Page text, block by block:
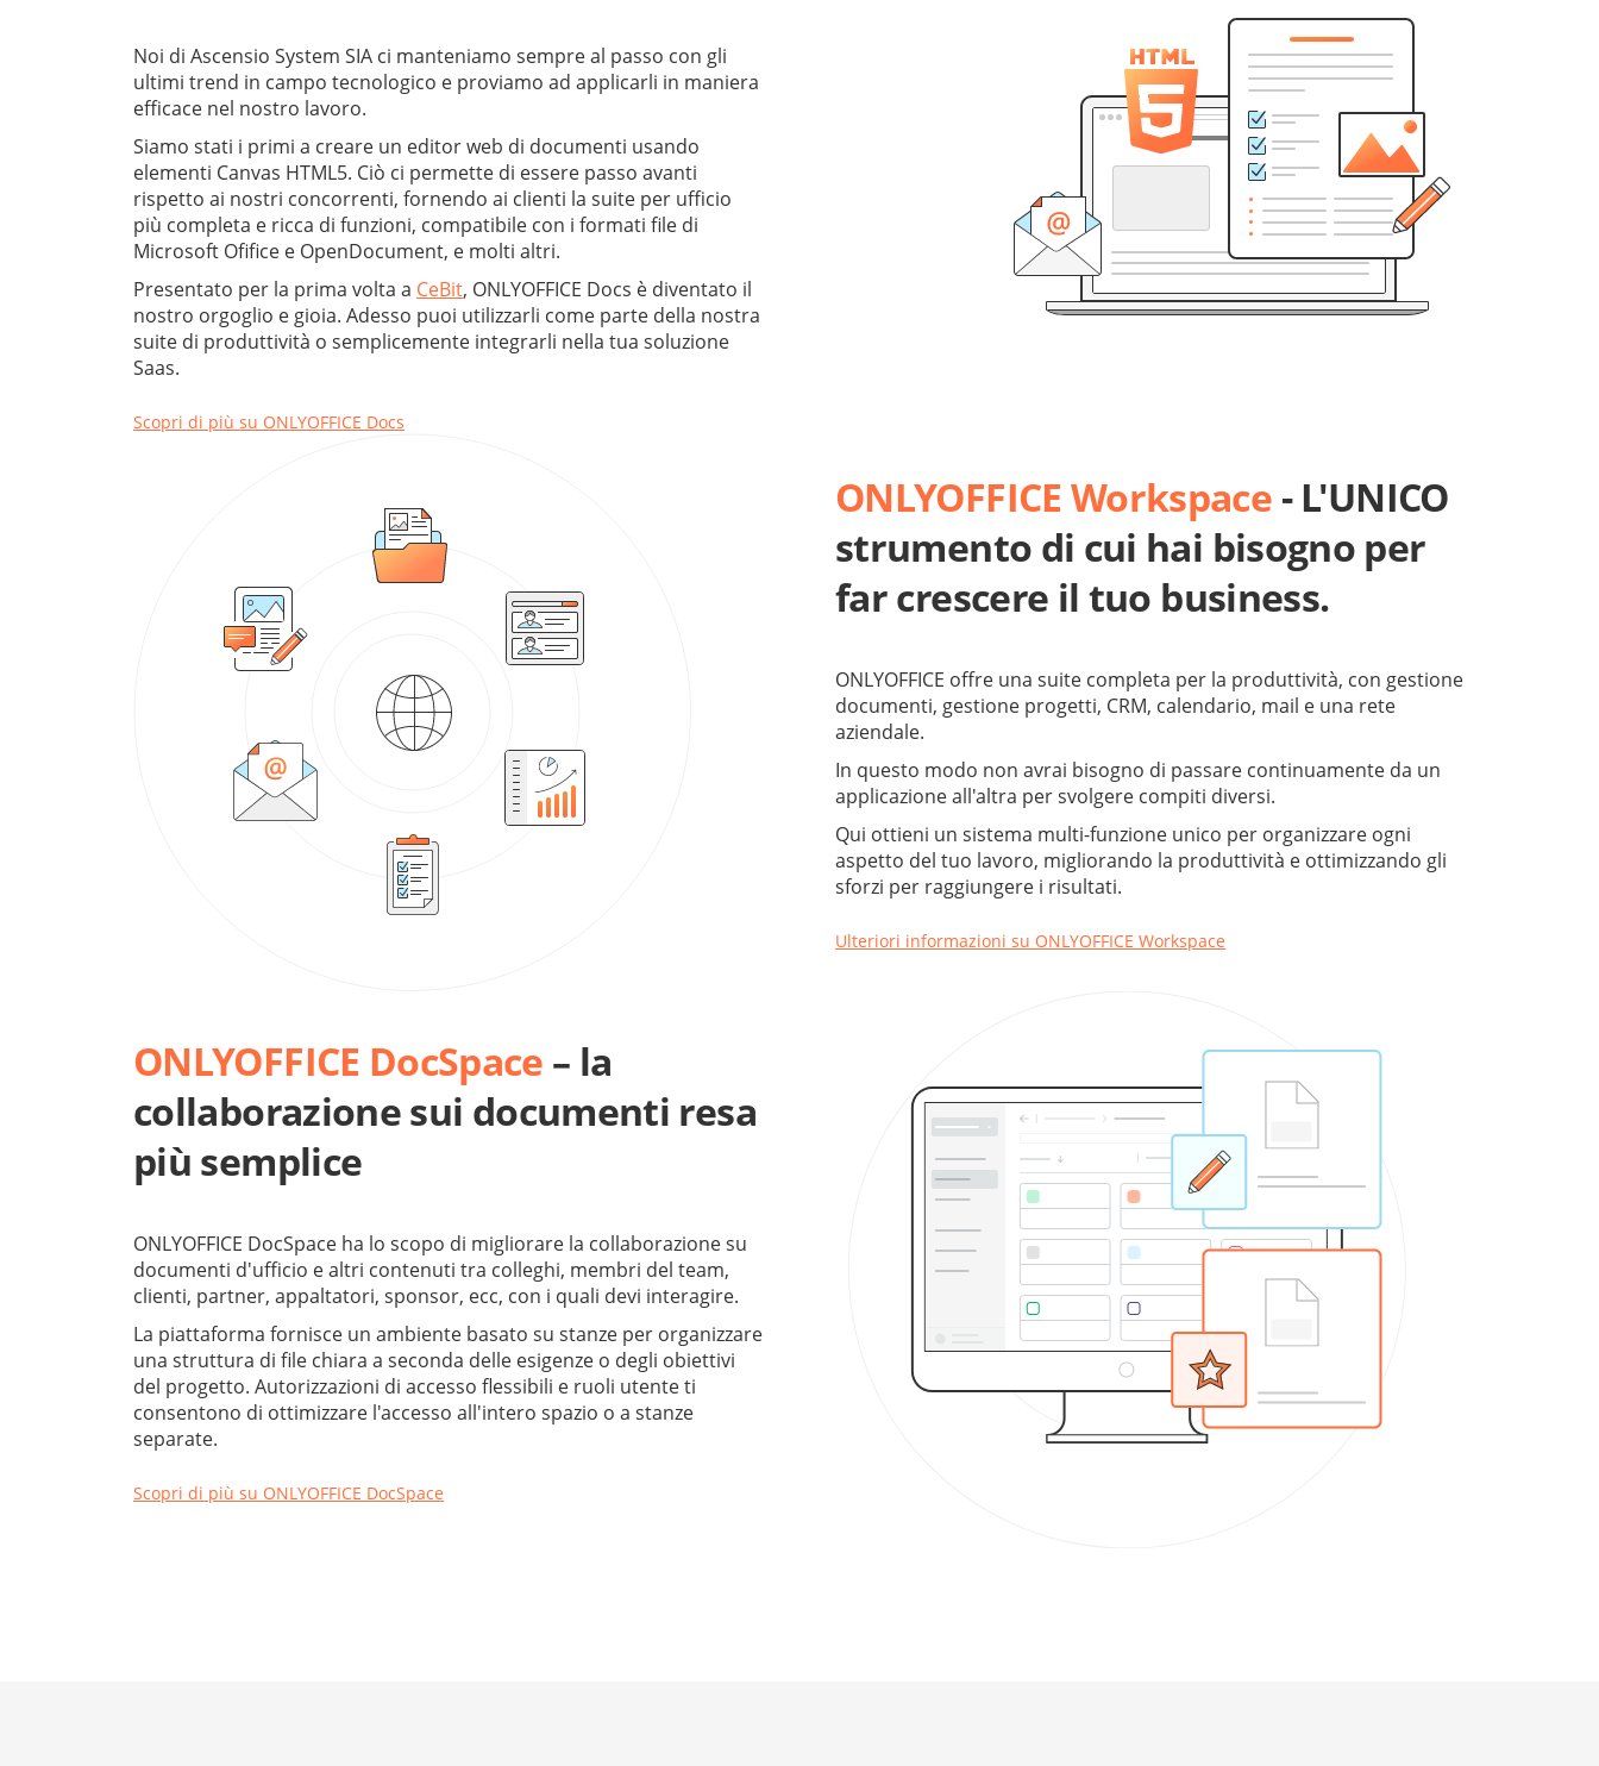
Noi di Ascensio System SIA ci manteniamo sempre al passo con gli
ultimi trend in campo tecnologico e proviamo ad applicarli in maniera
efficace nel nostro lavoro.
Siamo stati i primi a creare un editor web di documenti usando
elementi Canvas HTML5. Ciò ci permette di essere passo avanti
rispetto ai nostri concorrenti, fornendo ai clienti la suite per ufficio
più completa e ricca di funzioni, compatibile con i formati file di
Microsoft Ofifice e OpenDocument, e molti altri.
Presentato per la prima volta a CeBit, ONLYOFFICE Docs è diventato il
nostro orgoglio e gioia. Adesso puoi utilizzarli come parte della nostra
suite di produttività o semplicemente integrarli nella tua soluzione
Saas.
Scopri di più su ONLYOFFICE Docs
ONLYOFFICE Workspace - L'UNICO
strumento di cui hai bisogno per
far crescere il tuo business.
ONLYOFFICE offre una suite completa per la produttività, con gestione
documenti, gestione progetti, CRM, calendario, mail e una rete
aziendale.
In questo modo non avrai bisogno di passare continuamente da un
applicazione all'altra per svolgere compiti diversi.
Qui ottieni un sistema multi-funzione unico per organizzare ogni
aspetto del tuo lavoro, migliorando la produttività e ottimizzando gli
sforzi per raggiungere i risultati.
Ulteriori informazioni su ONLYOFFICE Workspace
ONLYOFFICE DocSpace – la
collaborazione sui documenti resa
più semplice
ONLYOFFICE DocSpace ha lo scopo di migliorare la collaborazione su
documenti d'ufficio e altri contenuti tra colleghi, membri del team,
clienti, partner, appaltatori, sponsor, ecc, con i quali devi interagire.
La piattaforma fornisce un ambiente basato su stanze per organizzare
una struttura di file chiara a seconda delle esigenze o degli obiettivi
del progetto. Autorizzazioni di accesso flessibili e ruoli utente ti
consentono di ottimizzare l'accesso all'intero spazio o a stanze
separate.
Scopri di più su ONLYOFFICE DocSpace